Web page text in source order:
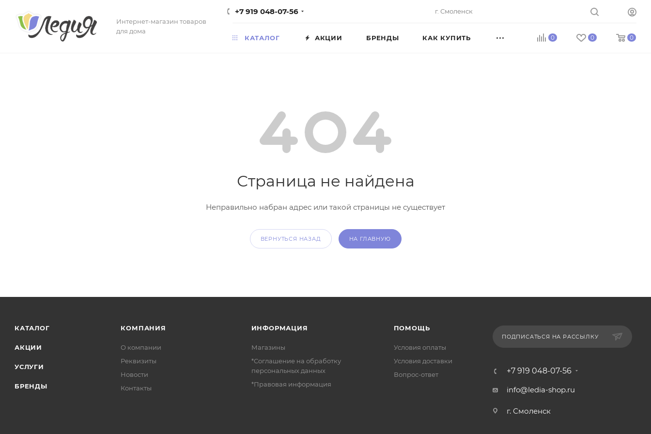
Интернет-магазин товаров
для дома
+7 919 048-07-56 г. Смоленск
0 0 0
КАТАЛОГ АКЦИИ БРЕНДЫ КАК КУПИТЬ
Страница не найдена
Неправильно набран адрес или такой страницы не существует
ВЕРНУТЬСЯ НАЗАД НА ГЛАВНУЮ
КАТАЛОГ
АКЦИИ
УСЛУГИ
БРЕНДЫ
КОМПАНИЯ
О компании
Реквизиты
Новости
Контакты
ИНФОРМАЦИЯ
Магазины
*Соглашение на обработку
персональных данных
*Правовая информация
ПОМОЩЬ
Условия оплаты
Условия доставки
Вопрос-ответ
ПОДПИСАТЬСЯ НА РАССЫЛКУ
+7 919 048-07-56
info@ledia-shop.ru
г. Смоленск